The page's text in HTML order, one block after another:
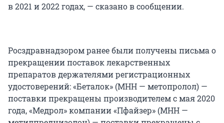
в 2021 и 2022 годах, — сказано в сообщении.
Росздравнадзором ранее были получены письма о
прекращении поставок лекарственных
препаратов держателями регистрационных
удостоверений: «Беталок» (МНН — метопролол) —
поставки прекращены производителем с мая 2020
года, «Медрол» компании «Пфайзер» (МНН —